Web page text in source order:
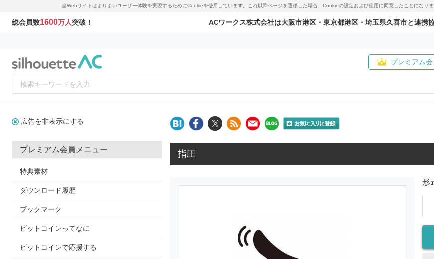
当Webサイトはよりよいユーザー体験を実現するためにCookieを使用しています。これ以降ページを遷移した場合、Cookieの設定および使用に同意したことになり
総会員数1600万人突破！ ACワークス株式会社は大阪市港区・東京都港区・埼玉県久喜市と連携
プレミアム
広告を非表示にする
プレミアム会員メニュー
特典素材
ダウンロード履歴
ブックマーク
ビットコインってなに
ビットコインで応援する
指圧
形